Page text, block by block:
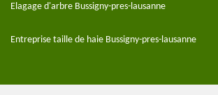
Elagage d'arbre Bussigny-pres-lausanne
Entreprise taille de haie Bussigny-pres-lausanne